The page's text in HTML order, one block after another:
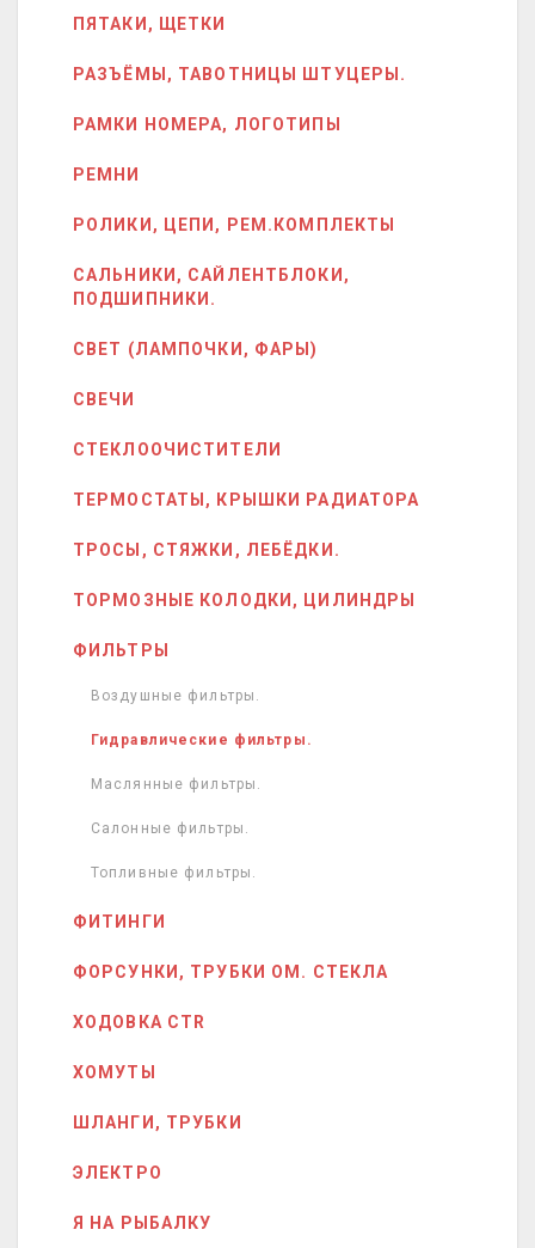
ПЯТАКИ, ЩЕТКИ
РАЗЪЁМЫ, ТАВОТНИЦЫ ШТУЦЕРЫ.
РАМКИ НОМЕРА, ЛОГОТИПЫ
РЕМНИ
РОЛИКИ, ЦЕПИ, РЕМ.КОМПЛЕКТЫ
САЛЬНИКИ, САЙЛЕНТБЛОКИ,
ПОДШИПНИКИ.
СВЕТ (ЛАМПОЧКИ, ФАРЫ)
СВЕЧИ
СТЕКЛООЧИСТИТЕЛИ
ТЕРМОСТАТЫ, КРЫШКИ РАДИАТОРА
ТРОСЫ, СТЯЖКИ, ЛЕБЁДКИ.
ТОРМОЗНЫЕ КОЛОДКИ, ЦИЛИНДРЫ
ФИЛЬТРЫ
Воздушные фильтры.
Гидравлические фильтры.
Маслянные фильтры.
Салонные фильтры.
Топливные фильтры.
ФИТИНГИ
ФОРСУНКИ, ТРУБКИ ОМ. СТЕКЛА
ХОДОВКА CTR
ХОМУТЫ
ШЛАНГИ, ТРУБКИ
ЭЛЕКТРО
Я НА РЫБАЛКУ